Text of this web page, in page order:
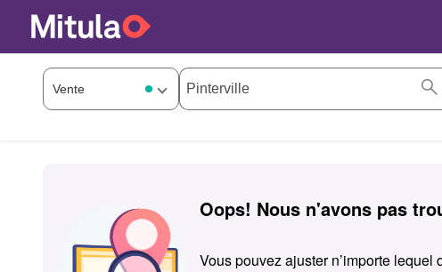
Oops! Nous n'avons pas
Vous pouvez ajuster n’importe